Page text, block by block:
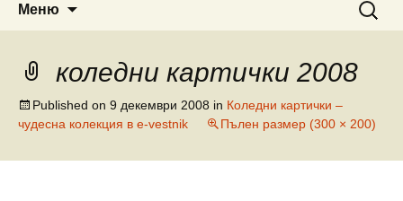
Меню
за:
коледни картички 2008
Published on 9 декември 2008 in Коледни картички –
чудесна колекция в e-vestnik
Пълен размер (300 × 200)